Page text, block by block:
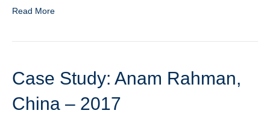
Read More
Case Study: Anam Rahman,
China – 2017